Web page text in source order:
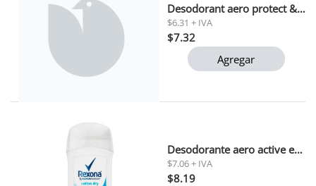
Desodorant aero protect & care nivea men 150 ml
$6.31 + IVA
$7.32
Agregar
Desodorante aero active emotion rexona 150 ml
$7.06 + IVA
$8.19